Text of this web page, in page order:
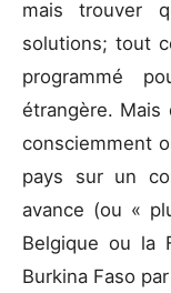
mais trouver
solutions; tout
programmé
étrangère.
consciemment
pays sur un
avance (ou «
Belgique ou la
Burkina Faso